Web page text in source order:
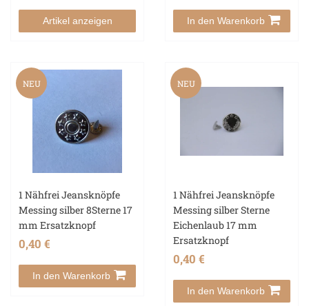
Artikel anzeigen In den Warenkorb
NEU
1 Nähfrei Jeansknöpfe
Messing silber 8Sterne 17
mm Ersatzknopf
0,40 €
In den Warenkorb
NEU
1 Nähfrei Jeansknöpfe
Messing silber Sterne
Eichenlaub 17 mm
Ersatzknopf
0,40 €
In den Warenkorb